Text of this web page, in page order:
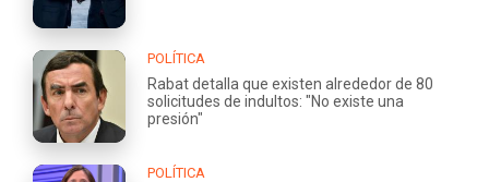
POLÍTICA
Rabat detalla que existen alrededor de 80
solicitudes de indultos: "No existe una
presión"
POLÍTICA